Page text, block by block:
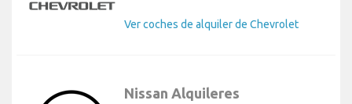
Ver coches de alquiler de Chevrolet
Nissan Alquileres